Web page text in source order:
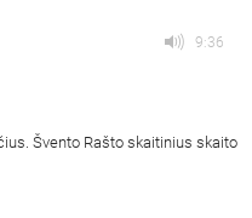
9:36
Švento Rašto skaitinius skaito